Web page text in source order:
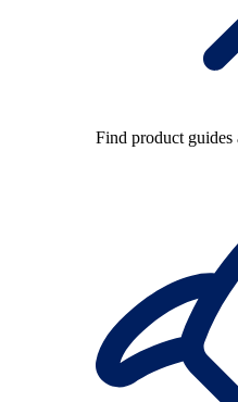
Find product guides